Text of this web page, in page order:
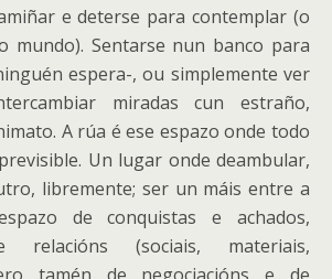
e deterse para contemplar (o
mundo). Sentarse nun banco para
espera-, ou simplemente ver
miradas cun estraño,
A rúa é ese espazo onde todo
Un lugar onde deambular,
libremente; ser un máis entre a
de conquistas e achados,
relacións (sociais, materiais,